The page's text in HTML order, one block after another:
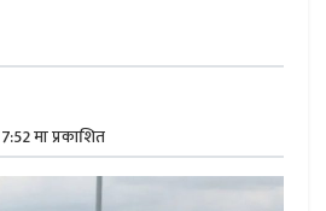
मा प्रकाशित